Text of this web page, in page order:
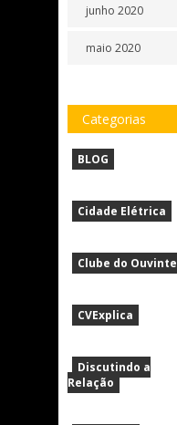
junho 2020
maio 2020
Categorias
BLOG
Cidade Elétrica
Clube do Ouvinte
CVExplica
Discutindo a
Relação